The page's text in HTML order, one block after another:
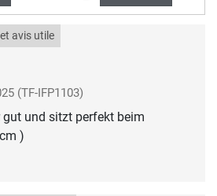
avis utile
(TF-IFP1103)
und sitzt perfekt beim
)